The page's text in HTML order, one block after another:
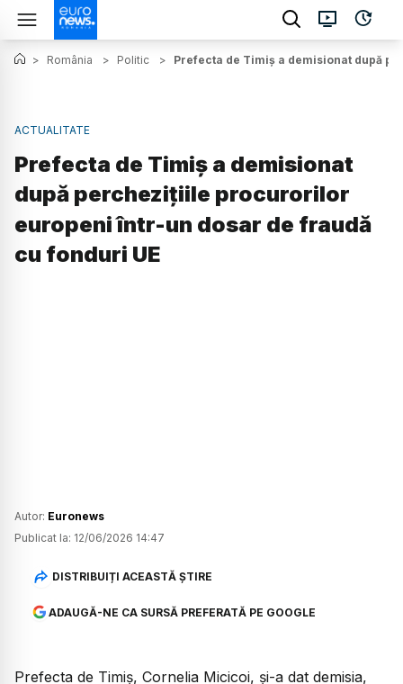
> România > Politic > Prefecta de Timiș a demisionat după
ACTUALITATE
Prefecta de Timiș a demisionat
după perchezițiile procurorilor
europeni într-un dosar de fraudă
cu fonduri UE
Autor: Euronews
Publicat la: 12/06/2026 14:47
DISTRIBUIȚI ACEASTĂ ȘTIRE
ADAUGĂ-NE CA SURSĂ PREFERATĂ PE GOOGLE
Prefecta de Timiș, Cornelia Micicoi, și-a dat demisia,